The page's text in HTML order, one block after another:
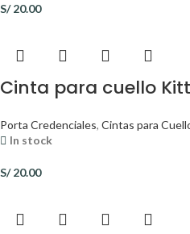
S/20.00
Cinta para cuello
Porta Credenciales, Cintas para
In stock
S/20.00